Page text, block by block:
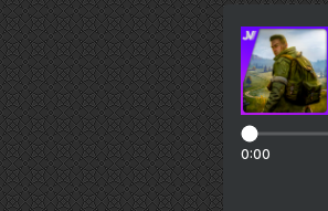
0:00